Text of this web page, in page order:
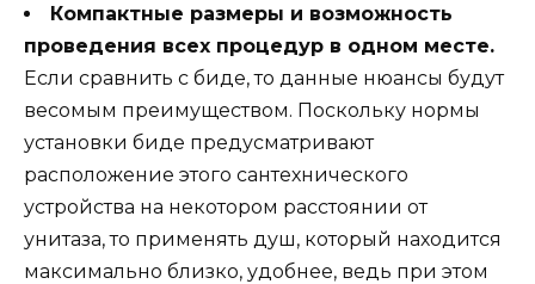
Компактные размеры и возможность
проведения всех процедур в одном месте.
Если сравнить с биде, то данные нюансы будут
весомым преимуществом. Поскольку нормы
установки биде предусматривают
расположение этого сантехнического
устройства на некотором расстоянии от
унитаза, то применять душ, который находится
максимально близко, удобнее, ведь при этом